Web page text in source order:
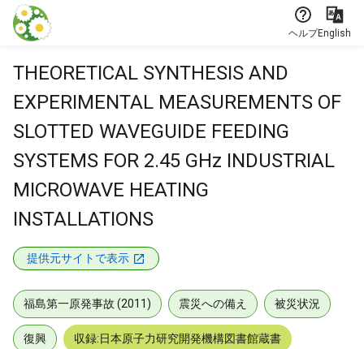
本文に飛ぶ
ヘルプEnglish
THEORETICAL SYNTHESIS AND
EXPERIMENTAL MEASUREMENTS OF
SLOTTED WAVEGUIDE FEEDING
SYSTEMS FOR 2.45 GHz INDUSTRIAL
MICROWAVE HEATING
INSTALLATIONS
提供元サイトで表示
福島第一原発事故 (2011) 震災への備え 被災状況
復興 収録:日本原子力研究開発機構図書館蔵書